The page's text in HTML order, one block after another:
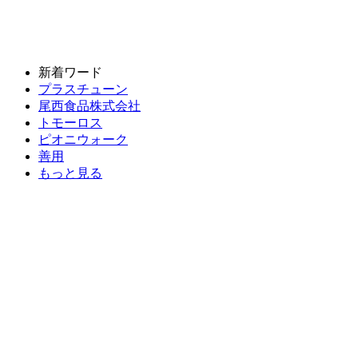
新着ワード
プラスチューン
尾西食品株式会社
トモーロス
ピオニウォーク
善用
もっと見る